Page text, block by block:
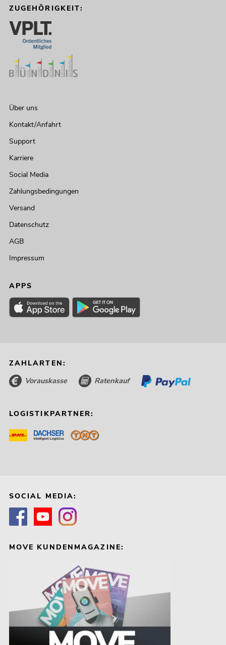
ZUGEHÖRIGKEIT:
Über uns
Kontakt/Anfahrt
Support
Karriere
Social Media
Zahlungsbedingungen
Versand
Datenschutz
AGB
Impressum
APPS
ZAHLARTEN:
Vorauskasse Ratenkauf
LOGISTIKPARTNER:
SOCIAL MEDIA:
MOVE KUNDENMAGAZINE: